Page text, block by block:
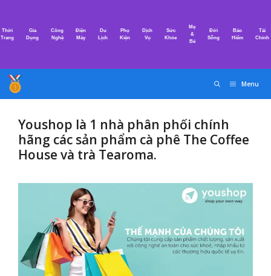
nội
Thời
Trang
Gia
Dụng
Công
Nghệ
Điện
Máy
Du
Lịch
Phụ
Kiện
Dịch
Vụ
Sức
Khỏe
Mẹ
&
Bé
Đời
Sống
Bảo
Hiểm
Tài
Chính
Menu
Youshop là 1 nhà phân phối chính
hãng các sản phẩm cà phê The Coffee
House và trà Tearoma.